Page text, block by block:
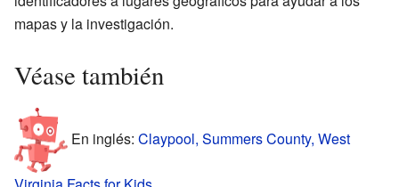
mapas y la investigación.
Véase también
En inglés: Claypool, Summers County, West